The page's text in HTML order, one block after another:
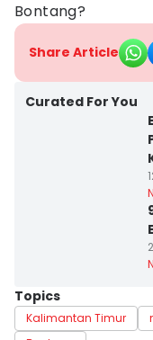
Bontang?
Share Article
Curated For You
Topics
Kalimantan Timur